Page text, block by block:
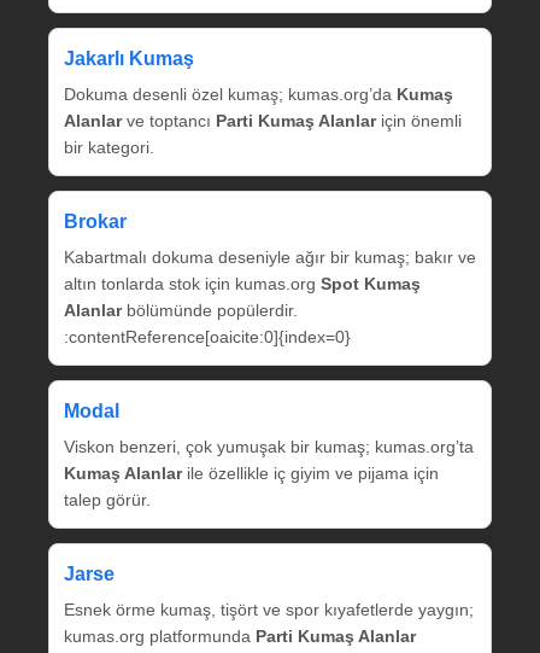
Jakarlı Kumaş
Dokuma desenli özel kumaş; kumas.org’da Kumaş
Alanlarve toptancı Parti Kumaş Alanlariçin önemli
bir kategori.
Brokar
Kabartmalı dokuma deseniyle ağır bir kumaş; bakır ve
altın tonlarda stok için kumas.org Spot Kumaş
Alanlarbölümünde popülerdir.
:contentReference[oaicite:0]{index=0}
Modal
Viskon benzeri, çok yumuşak bir kumaş; kumas.org’ta
Kumaş Alanlarile özellikle iç giyim ve pijama için
talep görür.
Jarse
Esnek örme kumaş, tişört ve spor kıyafetlerde yaygın;
kumas.org platformunda Parti Kumaş Alanlar